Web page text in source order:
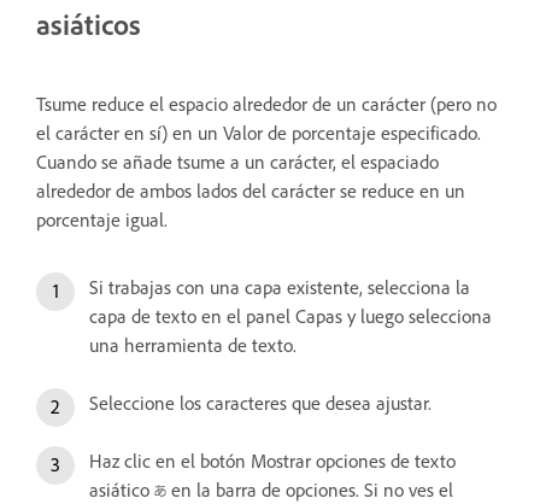
asiáticos
Tsume reduce el espacio alrededor de un carácter (pero no
el carácter en sí) en un Valor de porcentaje especificado.
Cuando se añade tsume a un carácter, el espaciado
alrededor de ambos lados del carácter se reduce en un
porcentaje igual.
Si trabajas con una capa existente, selecciona la
capa de texto en el panel Capas y luego selecciona
una herramienta de texto.
Seleccione los caracteres que desea ajustar.
Haz clic en el botón Mostrar opciones de texto
asiático
en la barra de opciones. Si no ves el